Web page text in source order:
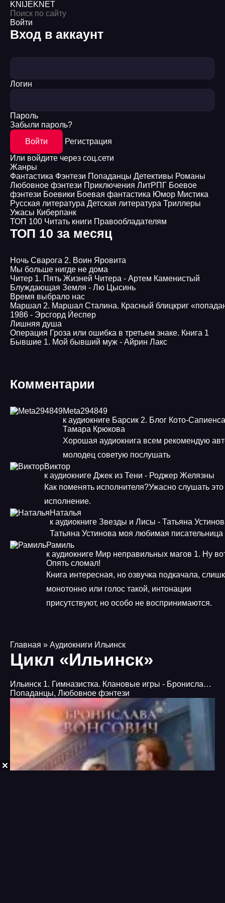
KNIJEKNET
Войти
Вход в аккаунт
Логин
Пароль
Забыли пароль?
Войти
Регистрация
Или войдите через соц.сети
Жанры
Фантастика Фэнтези Попаданцы Детективы Романы
Любовное фэнтези Приключения ЛитРПГ Боевое
фэнтези Боевики Боевая фантастика Юмор Мистика
Русская литература Детская литература Триллеры
Ужасы Киберпанк
ТОП 100 Читать книги Правообладателям
ТОП 10 за месяц
Ночь Сварога 2. Воин Яровита
Мы больше нигде не дома
Читер 1. Пять Жизней Читера - Артем Каменистый
Блуждающая Земля - Лю Цысинь
Время выбрало нас
Маршал 2. Маршал Сталина. Красный блицкриг
1986 - Эрсгорд Йеспер
Лишняя душа
Операция Гроза или ошибка в третьем знаке. Книга 1
Бывшие 1. Мой бывший муж - Айрин Лакс
Комментарии
Meta294849
к аудиокниге Барсик 2. Блог Кото-
Тамара Крюкова
Хорошая аудиокнига всем рекомендую
молодец советую послушать
Виктор
к аудиокниге Джек из Тени - Роджер Желязны
Как поменять исполнителя?Ужасно слушать это
исполнение.
Наталья
к аудиокниге Звезды и Лисы - Татьяна
Татьяна Устинова моя любимая писательница
Рамиль
к аудиокниге Мир неправильных магов 1. Ну
Опять сломал!
Книга интересная, но озвучка подкачала,
монотонно или голос такой, интонации
присутствуют, но особо не воспринимаются.
Главная » Аудиокниги Ильинск
Цикл «Ильинск»
Ильинск 1. Гимназистка. Клановые игры - Бронислава Вонсович
Попаданцы, Любовное фэнтези